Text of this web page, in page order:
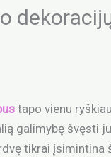
tapo vienu
galimybę švęsti
tikrai įsimintina